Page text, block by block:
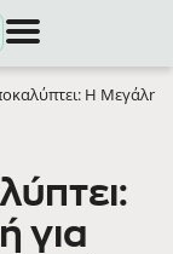
Η Μεγάλη
για